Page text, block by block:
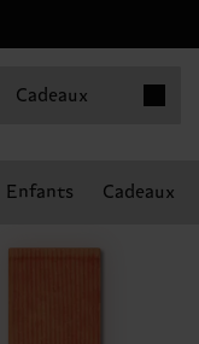
Cadeaux
Enfants Cadeaux